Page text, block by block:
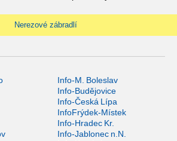
Nerezové zábradlí
Info-M. Boleslav
Info-Budějovice
Info-Česká Lípa
InfoFrýdek-Místek
Info-Hradec Kr.
Info-Jablonec n.N.